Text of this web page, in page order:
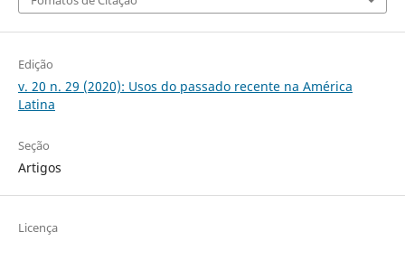
Edição
v. 20 n. 29 (2020): Usos do passado recente na América
Latina
Seção
Artigos
Licença